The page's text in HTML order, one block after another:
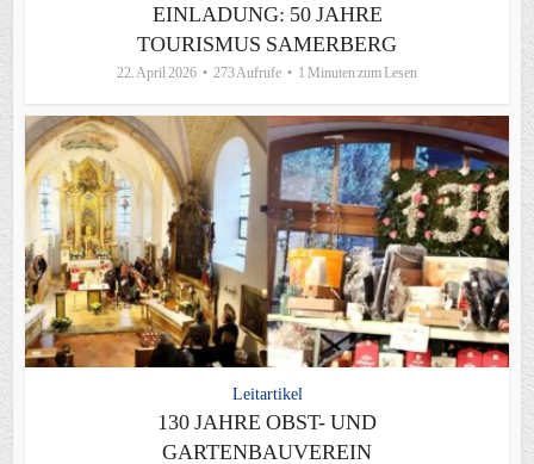
EINLADUNG: 50 JAHRE
TOURISMUS SAMERBERG
22. April 2026 273 Aufrufe 1 Minuten zum Lesen
Leitartikel
130 JAHRE OBST- UND
GARTENBAUVEREIN